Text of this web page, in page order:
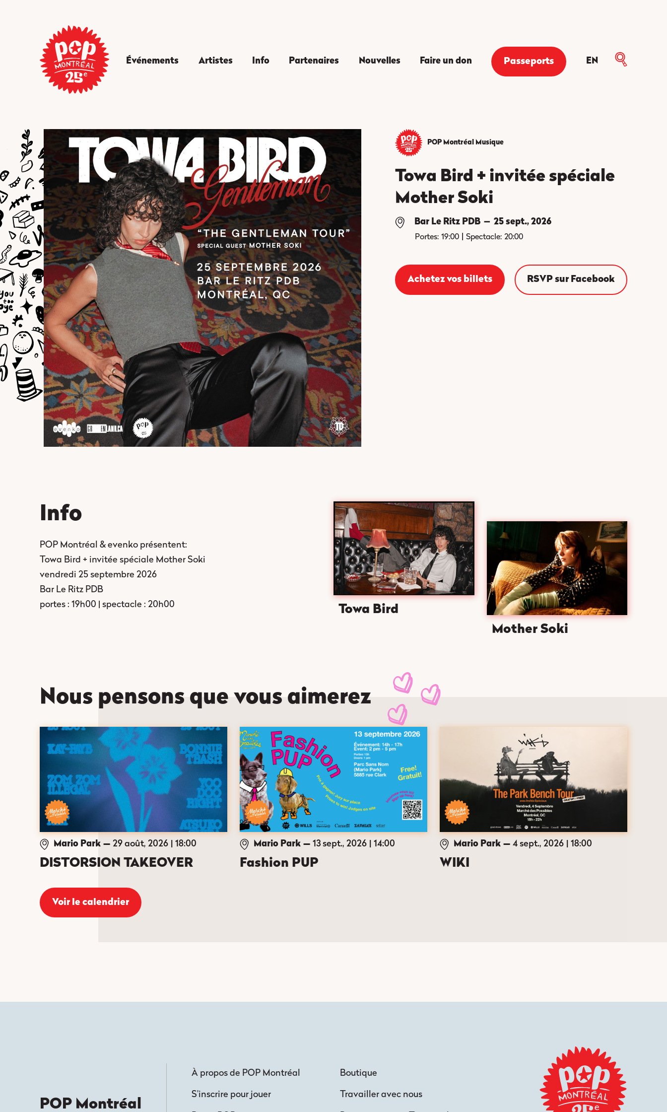
Événements Artistes Info Partenaires Nouvelles Faire un don Passeports EN
POP Montréal Musique
Towa Bird + invitée spéciale
Mother Soki
Bar Le Ritz PDB — 25 sept., 2026
Portes: 19:00 Spectacle: 20:00
Achetez vos billets RSVP sur Facebook
Info
POP Montréal & evenko présentent:
Towa Bird + invitée spéciale Mother Soki
vendredi 25 septembre 2026
Bar Le Ritz PDB
portes : 19h00 | spectacle : 20h00
Towa Bird
Mother Soki
Nous pensons que vous aimerez
Mario Park — 29 août, 2026 18:00
DISTORSION TAKEOVER
Mario Park — 13 sept., 2026 14:00
Fashion PUP
Mario Park — 4 sept., 2026 18:00
WIKI
Voir le calendrier
POP Montréal
À propos de POP Montréal
S’inscrire pour jouer
Boutique
Travailler avec nous